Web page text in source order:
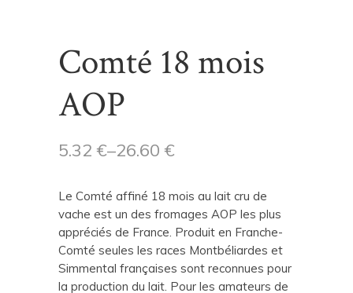
Comté 18 mois
AOP
5.32 €–26.60 €
Le Comté affiné 18 mois au lait cru de
vache est un des fromages AOP les plus
appréciés de France. Produit en Franche-
Comté seules les races Montbéliardes et
Simmental françaises sont reconnues pour
la production du lait. Pour les amateurs de